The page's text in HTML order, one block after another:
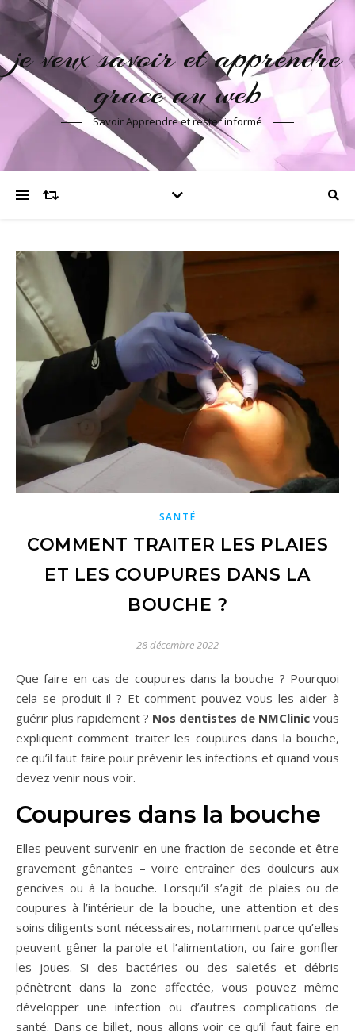
je veux savoir et apprendre
grace au web
Savoir Apprendre et rester informé
SANTÉ
COMMENT TRAITER LES PLAIES
ET LES COUPURES DANS LA
BOUCHE ?
28 décembre 2022
Que faire en cas de coupures dans la bouche ? Pourquoi
cela se produit-il ? Et comment pouvez-vous les aider à
guérir plus rapidement ? Nos dentistes de NMClinic vous
expliquent comment traiter les coupures dans la bouche,
ce qu’il faut faire pour prévenir les infections et quand vous
devez venir nous voir.
Coupures dans la bouche
Elles peuvent survenir en une fraction de seconde et être
gravement gênantes – voire entraîner des douleurs aux
gencives ou à la bouche. Lorsqu’il s’agit de plaies ou de
coupures à l’intérieur de la bouche, une attention et des
soins diligents sont nécessaires, notamment parce qu’elles
peuvent gêner la parole et l’alimentation, ou faire gonfler
les joues. Si des bactéries ou des saletés et débris
pénètrent dans la zone affectée, vous pouvez même
développer une infection ou d’autres complications de
santé. Dans ce billet, nous allons voir ce qu’il faut faire en